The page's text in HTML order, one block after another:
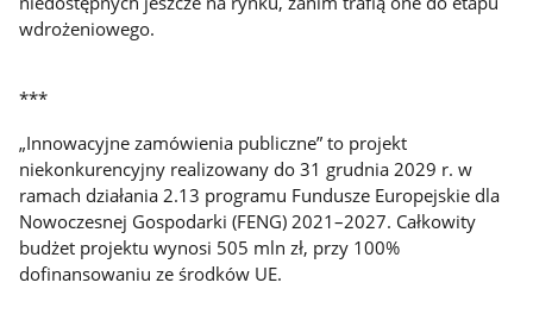
wdrożeniowego.
***
„Innowacyjne zamówienia publiczne” to projekt
niekonkurencyjny realizowany do 31 grudnia 2029 r. w
ramach działania 2.13 programu Fundusze Europejskie dla
Nowoczesnej Gospodarki (FENG) 2021–2027. Całkowity
budżet projektu wynosi 505 mln zł, przy 100%
dofinansowaniu ze środków UE.